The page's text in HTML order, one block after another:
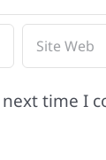
time I